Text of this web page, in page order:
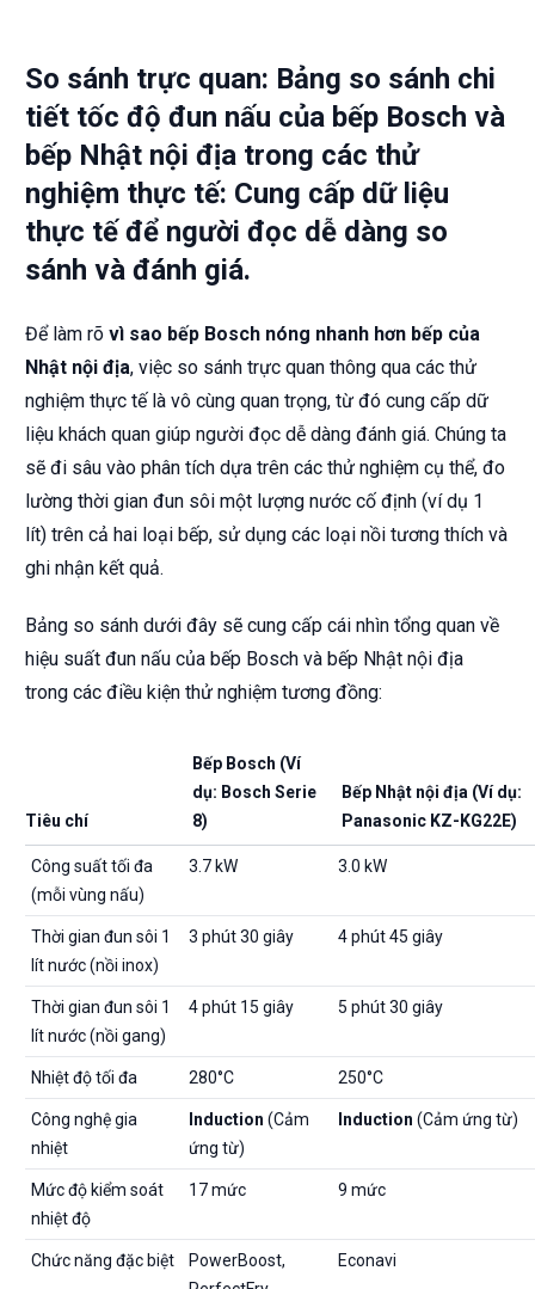
So sánh trực quan: Bảng so sánh chi
tiết tốc độ đun nấu của bếp Bosch và
bếp Nhật nội địa trong các thử
nghiệm thực tế: Cung cấp dữ liệu
thực tế để người đọc dễ dàng so
sánh và đánh giá.
Để làm rõ vì sao bếp Bosch nóng nhanh hơn bếp của
Nhật nội địa, việc so sánh trực quan thông qua các thử
nghiệm thực tế là vô cùng quan trọng, từ đó cung cấp dữ
liệu khách quan giúp người đọc dễ dàng đánh giá. Chúng ta
sẽ đi sâu vào phân tích dựa trên các thử nghiệm cụ thể, đo
lường thời gian đun sôi một lượng nước cố định (ví dụ 1
lít) trên cả hai loại bếp, sử dụng các loại nồi tương thích và
ghi nhận kết quả.
Bảng so sánh dưới đây sẽ cung cấp cái nhìn tổng quan về
hiệu suất đun nấu của bếp Bosch và bếp Nhật nội địa
trong các điều kiện thử nghiệm tương đồng:
Tiêu chí
Bếp Bosch (Ví
dụ: Bosch Serie
8)
Bếp Nhật nội địa (Ví dụ:
Panasonic KZ-KG22E)
Công suất tối đa
(mỗi vùng nấu)
3.7 kW 3.0 kW
Thời gian đun sôi 1
lít nước (nồi inox)
3 phút 30 giây 4 phút 45 giây
Thời gian đun sôi 1
lít nước (nồi gang)
4 phút 15 giây 5 phút 30 giây
Nhiệt độ tối đa 280°C 250°C
Công nghệ gia
nhiệt
Induction (Cảm
ứng từ)
Induction (Cảm ứng từ)
Mức độ kiểm soát
nhiệt độ
17 mức 9 mức
Chức năng đặc biệt
PowerBoost,
Econavi